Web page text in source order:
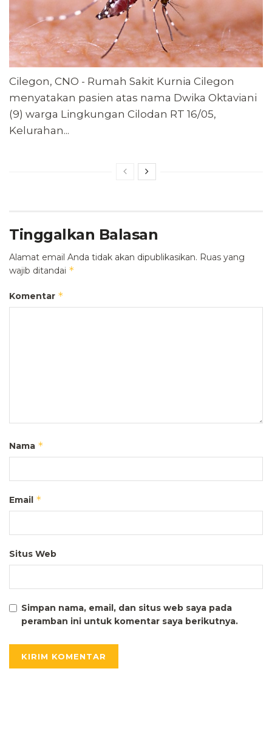
Cilegon, CNO - Rumah Sakit Kurnia Cilegon
menyatakan pasien atas nama Dwika Oktaviani
(9) warga Lingkungan Cilodan RT 16/05,
Kelurahan...
Tinggalkan Balasan
Alamat email Anda tidak akan dipublikasikan. Ruas yang
wajib ditandai *
Komentar *
Nama *
Email *
Situs Web
Simpan nama, email, dan situs web saya pada
peramban ini untuk komentar saya berikutnya.